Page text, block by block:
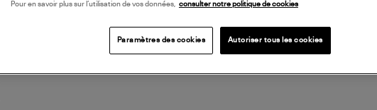
Pour en savoir plus sur l’utilisation de vos données, consulter notre politique de cookies
Paramètres des cookies Autoriser tous les cookies